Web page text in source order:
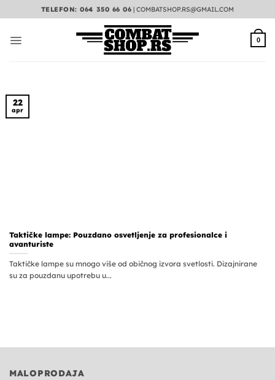
na
TELEFON: 064 350 66 06 |COMBATSHOP.RS@GMAIL.COM
0
Taktičke lampe: Pouzdano osvetljenje za profesionalce i
avanturiste
Taktičke lampe su mnogo više od običnog izvora svetlosti. Dizajnirane
su za pouzdanu upotrebu u...
22
apr
MALOPRODAJA